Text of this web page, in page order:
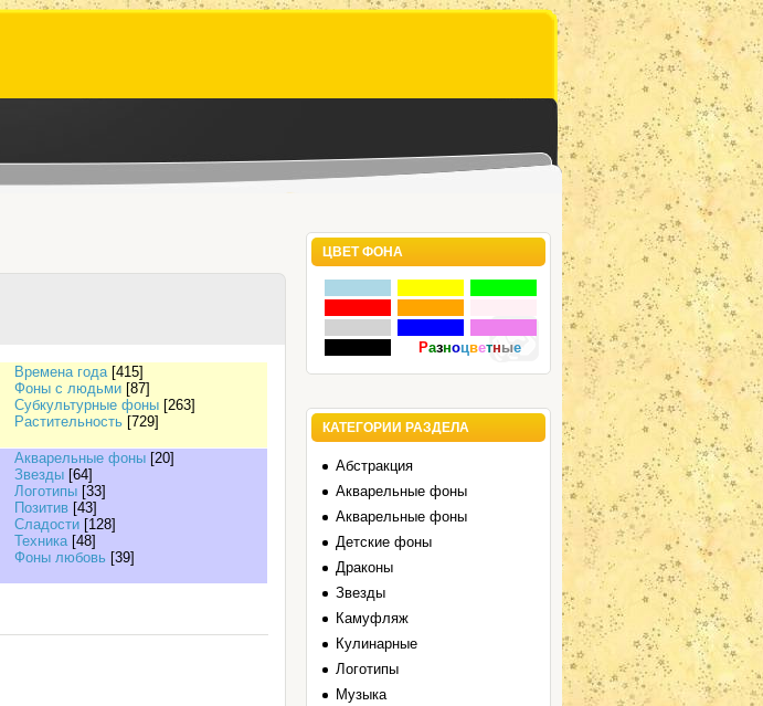
Времена года [415]
Фоны с людьми [87]
Субкультурные фоны [263]
Растительность [729]
Акварельные фоны [20]
Звезды [64]
Логотипы [33]
Позитив [43]
Сладости [128]
Техника [48]
Фоны любовь [39]
ЦВЕТ ФОНА
Разноцветные
КАТЕГОРИИ РАЗДЕЛА
Абстракция
Акварельные фоны
Акварельные фоны
Детские фоны
Драконы
Звезды
Камуфляж
Кулинарные
Логотипы
Музыка